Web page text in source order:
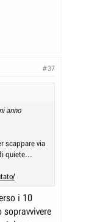
#37
anno
scappare via
quiete...
i 10